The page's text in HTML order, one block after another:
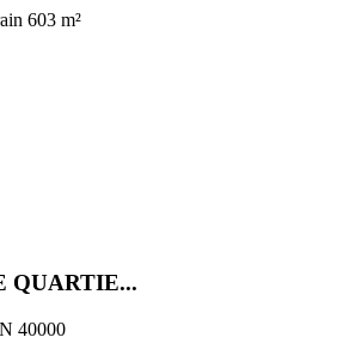
603 m²
QUARTIE...
40000